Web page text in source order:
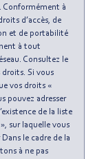
23,49 %
0,83
50,66 %
0,46 %
99,54 %
5,07 %
Conformément à
d’accès, de
et de portabilité
à tout
Consultez le
Si vous
vos droits «
pouvez adresser
de la liste
sur laquelle vous
le cadre de la
à ne pas